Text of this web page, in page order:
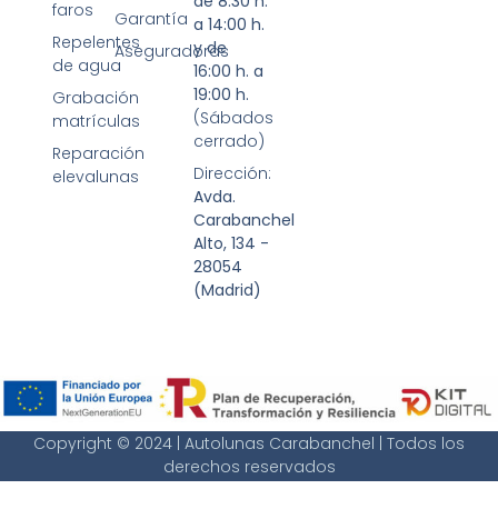
faros
Repelentes
de agua
Grabación
matrículas
Reparación
elevalunas
Garantía
Aseguradoras
a 14:00 h.
y de
16:00 h. a
19:00 h.
(Sábados
cerrado)
Dirección:
Avda.
Carabanchel
Alto, 134 -
28054
(Madrid)
Copyright © 2024 | Autolunas Carabanchel | Todos los
derechos reservados